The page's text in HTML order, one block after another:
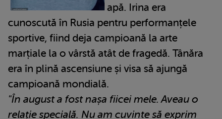
apă. Irina era
cunoscută în Rusia pentru performanțele
sportive, fiind deja campioană la arte
marțiale la o vârstă atât de fragedă. Tânăra
era în plină ascensiune și visa să ajungă
campioană mondială.
"În august a fost nașa fiicei mele. Aveau o
relație specială. Nu am cuvinte să exprim